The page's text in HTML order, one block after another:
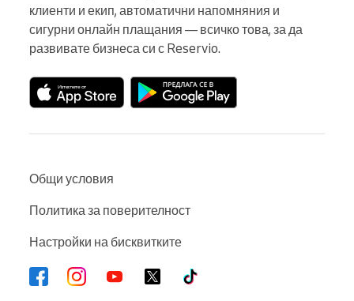
клиенти и екип, автоматични напомняния и
сигурни онлайн плащания — всичко това, за да
развивате бизнеса си с Reservio.
Общи условия
Политика за поверителност
Настройки на бисквитките